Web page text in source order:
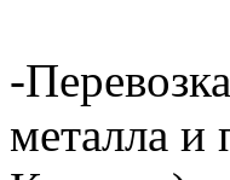
-
металла и